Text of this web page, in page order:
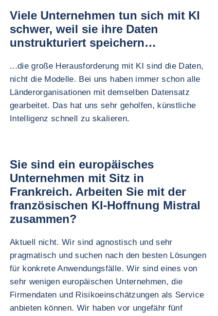
Viele Unternehmen tun sich mit KI
schwer, weil sie ihre Daten
unstrukturiert speichern…
...die große Herausforderung mit KI sind die Daten,
nicht die Modelle. Bei uns haben immer schon alle
Länderorganisationen mit demselben Datensatz
gearbeitet. Das hat uns sehr geholfen, künstliche
Intelligenz schnell zu skalieren.
Sie sind ein europäisches
Unternehmen mit Sitz in
Frankreich. Arbeiten Sie mit der
französischen KI-Hoffnung Mistral
zusammen?
Aktuell nicht. Wir sind agnostisch und sehr
pragmatisch und suchen nach den besten Lösungen
für konkrete Anwendungsfälle. Wir sind eines von
sehr wenigen europäischen Unternehmen, die
Firmendaten und Risikoeinschätzungen als Service
anbieten können. Wir haben vor ungefähr fünf